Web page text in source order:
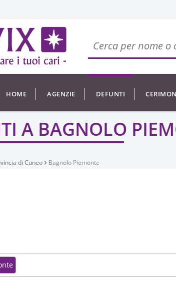
HOME AGENZIE DEFUNTI
A BAGNOLO
di Cuneo Bagnolo Piemonte